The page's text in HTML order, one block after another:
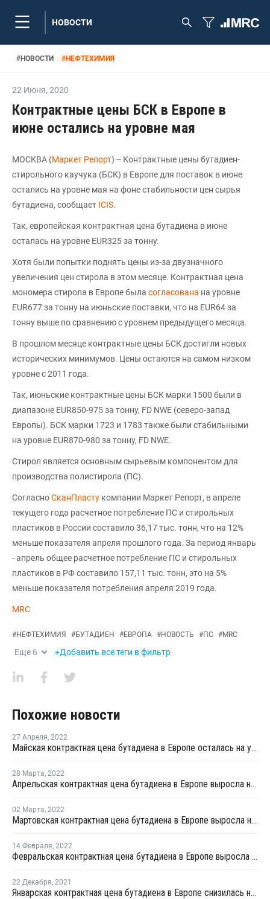
НОВОСТИ
#НОВОСТИ #НЕФТЕХИМИЯ
22 Июня, 2020
Контрактные цены БСК в Европе в
июне остались на уровне мая
МОСКВА (Маркет Репорт) -- Контрактные цены бутадиен-
стирольного каучука (БСК) в Европе для поставок в июне
остались на уровне мая на фоне стабильности цен сырья
бутадиена, сообщает ICIS.
Так, европейская контрактная цена бутадиена в июне
осталась на уровне EUR325 за тонну.
Хотя были попытки поднять цены из-за двузначного
увеличения цен стирола в этом месяце. Контрактная цена
мономера стирола в Европе была согласована на уровне
EUR677 за тонну на июньские поставки, что на EUR64 за
тонну выше по сравнению с уровнем предыдущего месяца.
В прошлом месяце контрактные цены БСК достигли новых
исторических минимумов. Цены остаются на самом низком
уровне с 2011 года.
Так, июньские контрактные цены БСК марки 1500 были в
диапазоне EUR850-975 за тонну, FD NWE (северо-запад
Европы). БСК марки 1723 и 1783 также были стабильными
на уровне EUR870-980 за тонну, FD NWE.
Стирол является основным сырьевым компонентом для
производства полистирола (ПС).
СогласноСканПласту компании Маркет Репорт, в апреле
текущего года расчетное потребление ПС и стирольных
пластиков в России составило 36,17 тыс. тонн, что на 12%
меньше показателя апреля прошлого года. За период январь
- апрель общее расчетное потребление ПС и стирольных
пластиков в РФ составило 157,11 тыс. тонн, это на 5%
меньше показателя потребления апреля 2019 года.
MRC
#НЕФТЕХИМИЯ #БУТАДИЕН #ЕВРОПА #НОВОСТЬ #ПС #MRC
Еще 6 +Добавить все теги в фильтр
Похожие новости
27 Апреля, 2022
Майская контрактная цена бутадиена в Европе осталась на уровне апреля
28 Марта, 2022
Апрельская контрактная цена бутадиена в Европе выросла на EUR200 за тонну
02 Марта, 2022
Мартовская контрактная цена бутадиена в Европе выросла на EUR100 за тонну
14 Февраля, 2022
Февральская контрактная цена бутадиена в Европе выросла на EUR50 за тонну
22 Декабря, 2021
Январская контрактная цена бутадиена в Европе снизилась на EUR50 за тонну